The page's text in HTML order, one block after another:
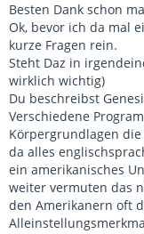
Besten Dank schon
Ok, bevor ich da mal
kurze Fragen rein.
Steht Daz in
wirklich wichtig)
Du beschreibst
Verschiedene
Körpergrundlagen
da alles
ein amerikanisches
weiter vermuten das
den Amerikanern oft